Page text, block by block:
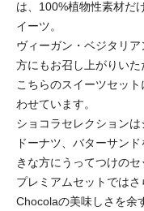
は、100%植物性素材だ
イーツ。
ヴィーガン・ベジタリ
方にもお召し上がりいた
こちらのスイーツセッ
わせています。
ショコラセレクション
ドーナツ、バターサン
きな方にうってつけのセ
プレミアムセットでは
Chocolaの美味しさを余